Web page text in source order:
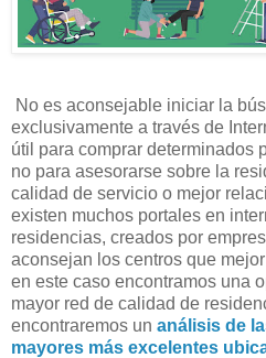
No es aconsejable iniciar la
exclusivamente a través de
útil para comprar determinados
no para asesorarse sobre la
calidad de servicio o mejor
existen muchos portales en
residencias, creados por
aconsejan los centros que
en este caso encontramos una
mayor red de calidad de
encontraremos un análisis de
mayores más excelentes